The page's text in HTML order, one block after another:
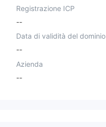
Registrazione ICP
--
Data di validità del dominio
--
Azienda
--